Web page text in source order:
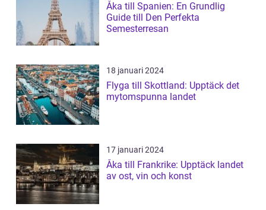
Åka till Spanien: En Grundlig
Guide till Den Perfekta
Semesterresan
18 januari 2024
Flyga till Skottland: Upptäck det
mytomspunna landet
17 januari 2024
Åka till Frankrike: Upptäck landet
av ost, vin och konst